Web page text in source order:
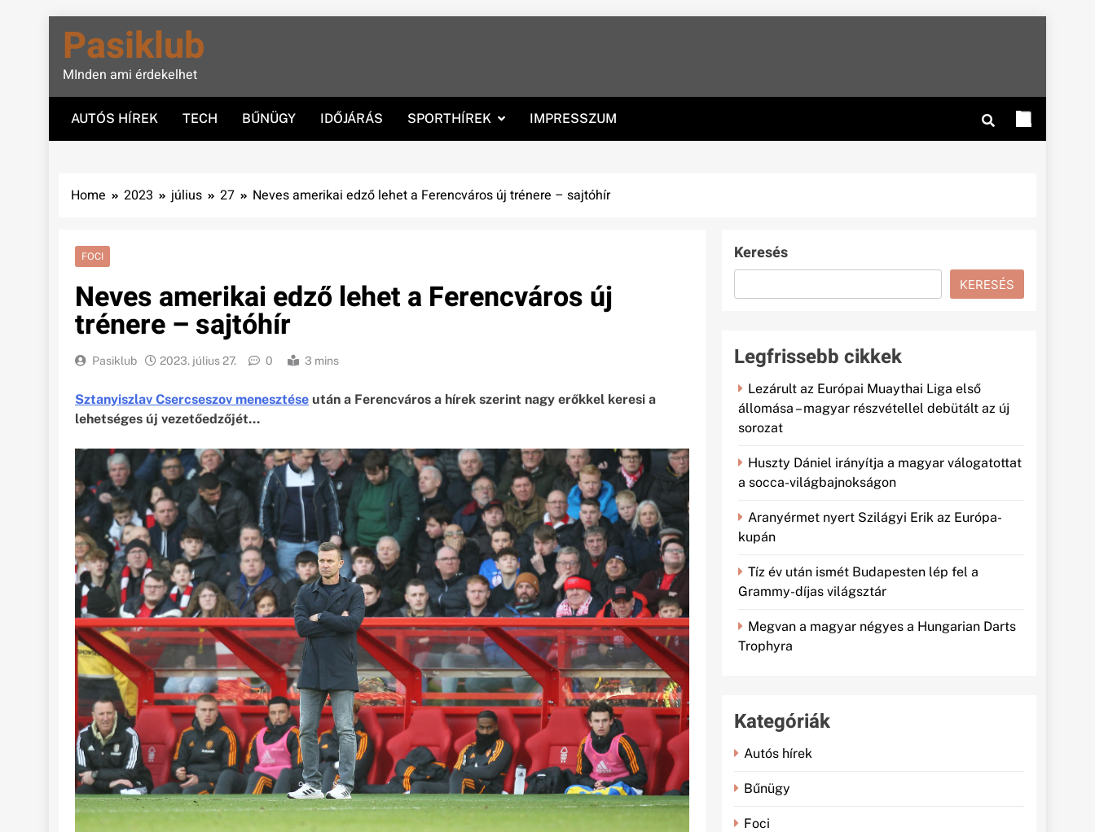
content
Pasiklub
MInden ami érdekelhet
AUTÓS HÍREK TECH BŰNÜGY IDŐJÁRÁS SPORTHÍREK IMPRESSZUM
Home 2023 július 27 Neves amerikai edző lehet a Ferencváros új trénere – sajtóhír
FOCI
Neves amerikai edző lehet a Ferencváros új
trénere – sajtóhír
Pasiklub 2023. július 27. 0 3 mins
Sztanyiszlav Csercseszov menesztése után a Ferencváros a hírek szerint nagy erőkkel keresi a
lehetséges új vezetőedzőjét…
Keresés
KERESÉS
Legfrissebb cikkek
Lezárult az Európai Muaythai Liga első
állomása – magyar részvétellel debütált az új
sorozat
Huszty Dániel irányítja a magyar válogatottat
a socca-világbajnokságon
Aranyérmet nyert Szilágyi Erik az Európa-
kupán
Tíz év után ismét Budapesten lép fel a
Grammy-díjas világsztár
Megvan a magyar négyes a Hungarian Darts
Trophyra
Kategóriák
Autós hírek
Bűnügy
Foci